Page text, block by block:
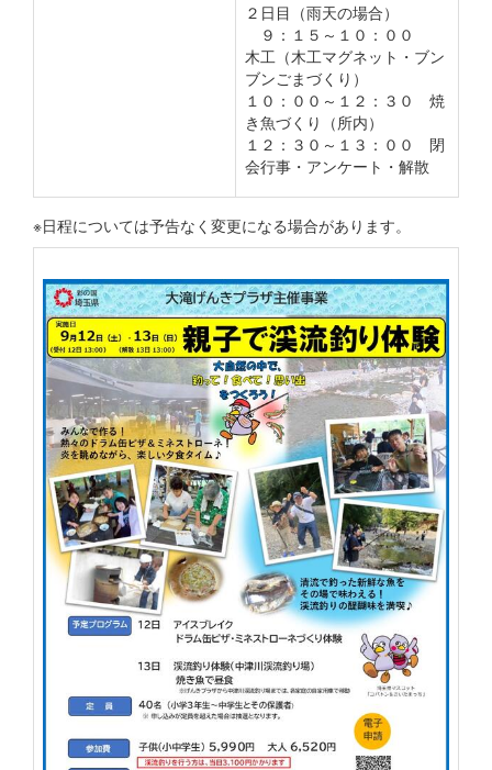
２日目（雨天の場合）
９：１５～１０：００
木工（木工マグネット・ブン
ブンごまづくり）
１０：００～１２：３０ 焼
き魚づくり（所内）
１２：３０～１３：００ 閉
会行事・アンケート・解散
※日程については予告なく変更になる場合があります。